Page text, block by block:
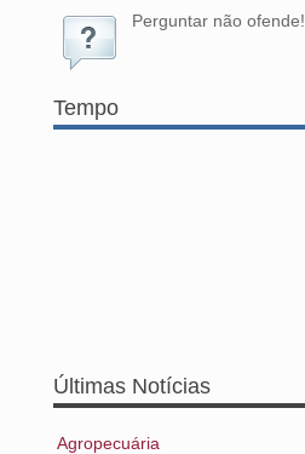
Perguntar não ofende!
Tempo
Últimas Notícias
Agropecuária